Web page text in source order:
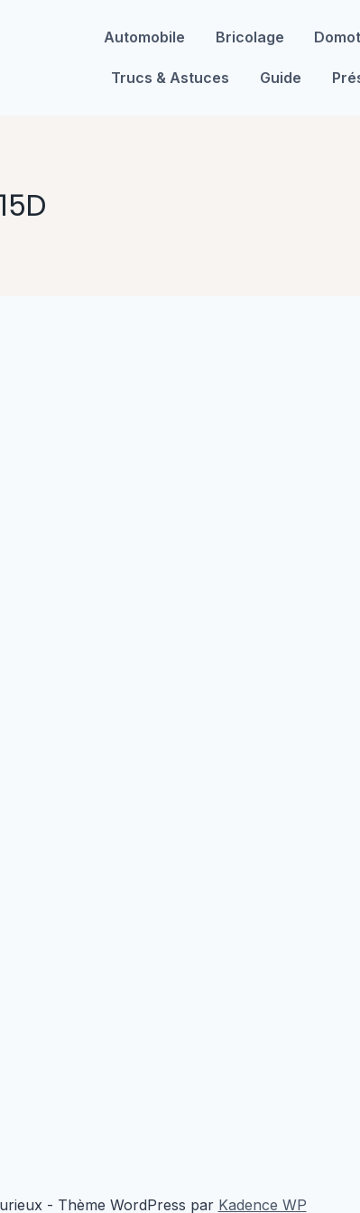
Automobile Bricolage
Trucs & Astuces Guide
- Thème WordPress par Kadence WP